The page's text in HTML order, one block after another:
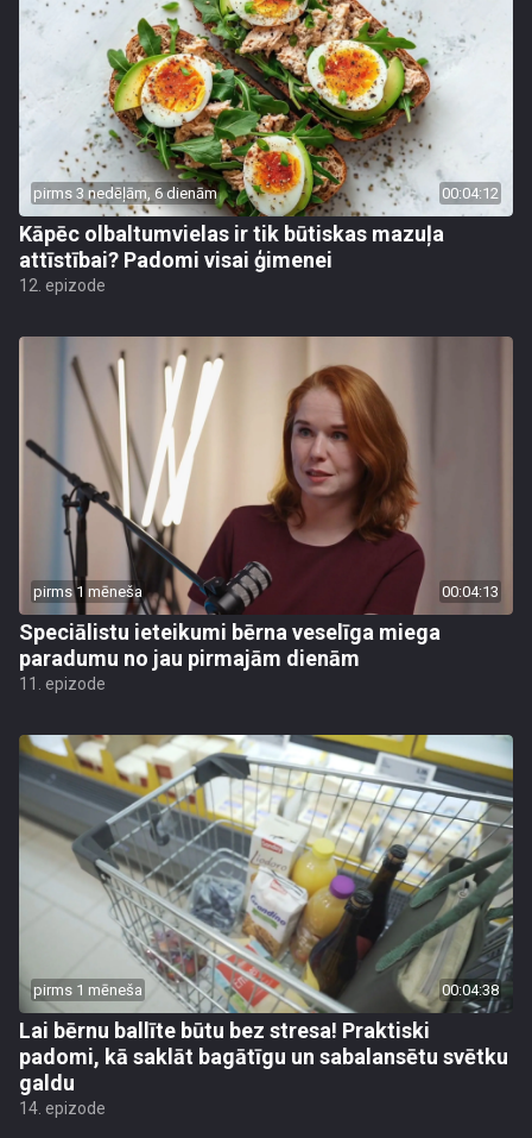
pirms 3 nedēļām, 6 dienām 00:04:12
Kāpēc olbaltumvielas ir tik būtiskas mazuļa
attīstībai? Padomi visai ģimenei
12. epizode
pirms 1 mēneša 00:04:13
Speciālistu ieteikumi bērna veselīga miega
paradumu no jau pirmajām dienām
11. epizode
pirms 1 mēneša 00:04:38
Lai bērnu ballīte būtu bez stresa! Praktiski
padomi, kā saklāt bagātīgu un sabalansētu svētku
galdu
14. epizode